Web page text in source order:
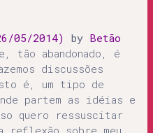
05/2014) by Betão
tão abandonado, é
discussões
é, um tipo de
partem as idéias e
quero ressuscitar
reflexão sobre meu